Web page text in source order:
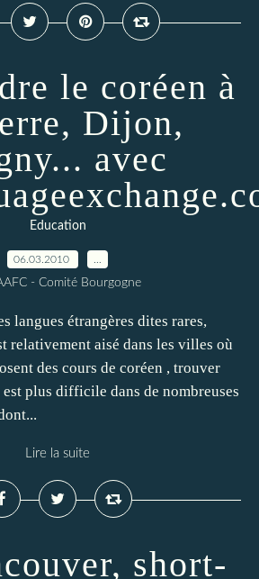
le coréen à
Dijon,
avec
Education
06.03.2010
- Comité Bourgogne
langues étrangères dites rares,
relativement aisé dans les villes où
des cours de coréen , trouver
est plus difficile dans de nombreuses
Lire la suite
short-